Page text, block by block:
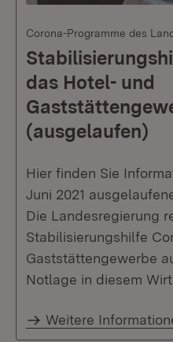
Corona-Programme des
das Hotel- und
(ausgelaufen)
Hier finden Sie
Juni 2021
Die Landesregierung
Stabilisierungshilfe
Gaststättengewerbe
Notlage in diesem
Weitere